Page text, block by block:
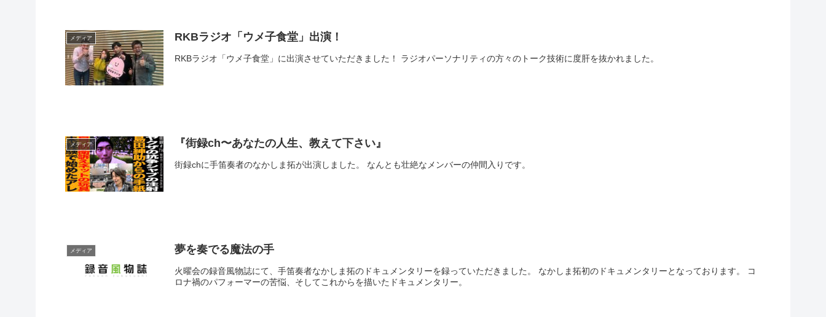
メディア RKBラジオ「ウメ子食堂」出演！
RKBラジオ「ウメ子食堂」に出演させていただきました！ ラジオパーソナリティの方々のトーク技術に度肝を抜かれました。
メディア 『街録ch〜あなたの人生、教えて下さい』
街録chに手笛奏者のなかしま拓が出演しました。 なんとも壮絶なメンバーの仲間入りです。
メディア 夢を奏でる魔法の手
火曜会の録音風物誌にて、手笛奏者なかしま拓のドキュメンタリーを録っていただきました。 なかしま拓初のドキュメンタリーとなっております。 コ
ロナ禍のパフォーマーの苦悩、そしてこれからを描いたドキュメンタリー。